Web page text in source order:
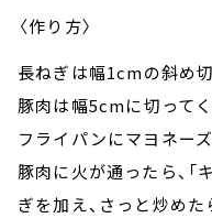
〈作り方〉
長ねぎは幅1cmの斜め
豚肉は幅5cmに切ってく
フライパンにマヨネー
豚肉に火が通ったら、「
ぎを加え、さっと炒めた